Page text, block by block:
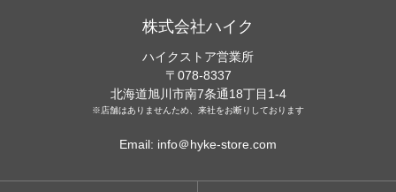
株式会社ハイク
ハイクストア営業所
〒078-8337
北海道旭川市南7条通18丁目1-4
※店舗はありませんため、来社をお断りしております
Email: info＠hyke-store.com